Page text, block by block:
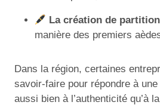
La création de
manière des premiers
Dans la région, certaines
savoir-faire pour répondre à
aussi bien à l’authenticité qu’à